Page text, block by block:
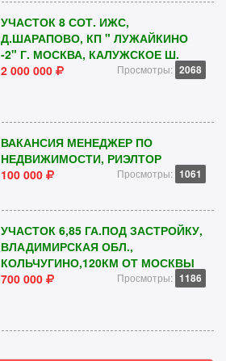
УЧАСТОК 8 СОТ. ИЖС,
Д.ШАРАПОВО, КП " ЛУЖАЙКИНО
-2" Г. МОСКВА, КАЛУЖСКОЕ Ш.
2 000 000
Просмотры: 2068
ВАКАНСИЯ МЕНЕДЖЕР ПО
НЕДВИЖИМОСТИ, РИЭЛТОР
100 000
Просмотры: 1061
УЧАСТОК 6,85 ГА.ПОД ЗАСТРОЙКУ,
ВЛАДИМИРСКАЯ ОБЛ.,
КОЛЬЧУГИНО,120КМ ОТ МОСКВЫ
700 000
Просмотры: 1186